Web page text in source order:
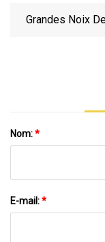
Grandes Noix
Nom:*
E-mail:*